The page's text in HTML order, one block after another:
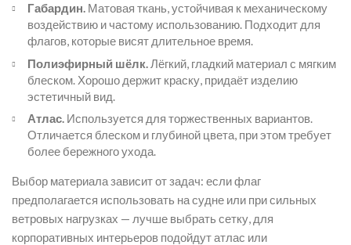
Габардин. Матовая ткань, устойчивая к механическому
воздействию и частому использованию. Подходит для
флагов, которые висят длительное время.
Полиэфирный шёлк. Лёгкий, гладкий материал с мягким
блеском. Хорошо держит краску, придаёт изделию
эстетичный вид.
Атлас. Используется для торжественных вариантов.
Отличается блеском и глубиной цвета, при этом требует
более бережного ухода.
Выбор материала зависит от задач: если флаг
предполагается использовать на судне или при сильных
ветровых нагрузках — лучше выбрать сетку, для
корпоративных интерьеров подойдут атлас или